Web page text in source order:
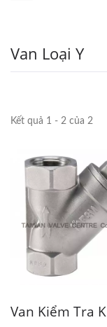
Van Loại Y
Kết quả 1 - 2 của 2
Van Kiểm Tra